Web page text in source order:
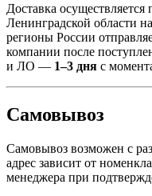
Доставка
Ленинградской области
регионы России
компании после
и ЛО — 1–3 дня с
Самовывоз
Самовывоз возможен с
адрес зависит от
менеджера при